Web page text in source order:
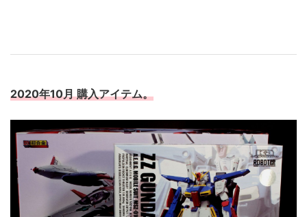
2020年10月 購入アイテム。